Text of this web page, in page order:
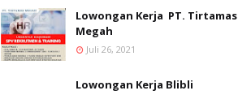
Lowongan Kerja PT. Tirtamas
Megah
Juli 26, 2021
Lowongan Kerja Blibli